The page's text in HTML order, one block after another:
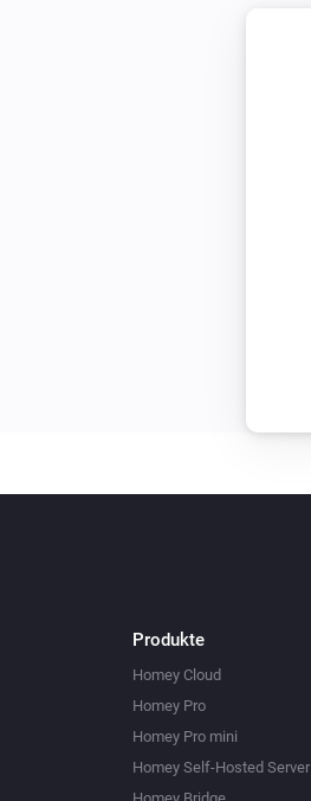
Produkte
Homey Cloud
Homey Pro
Homey Pro mini
Homey Self-Hosted Server